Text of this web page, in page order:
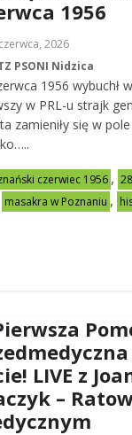
1956
2026
PSONI Nidzica
1956 wybuchł
w PRL-u strajk
zamieniły się w
czerwiec 1956 ,
masakra w Poznaniu ,
LIVE z
–